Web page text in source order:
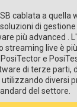
cablata a quella
di
più advanced .
streaming live è
e
di terze parti,
diversi
del settore.